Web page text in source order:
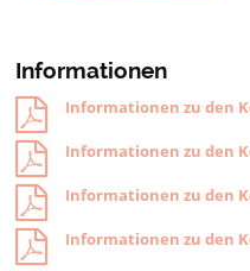
Informationen
Informationen zu den
Informationen zu den
Informationen zu den
Informationen zu den